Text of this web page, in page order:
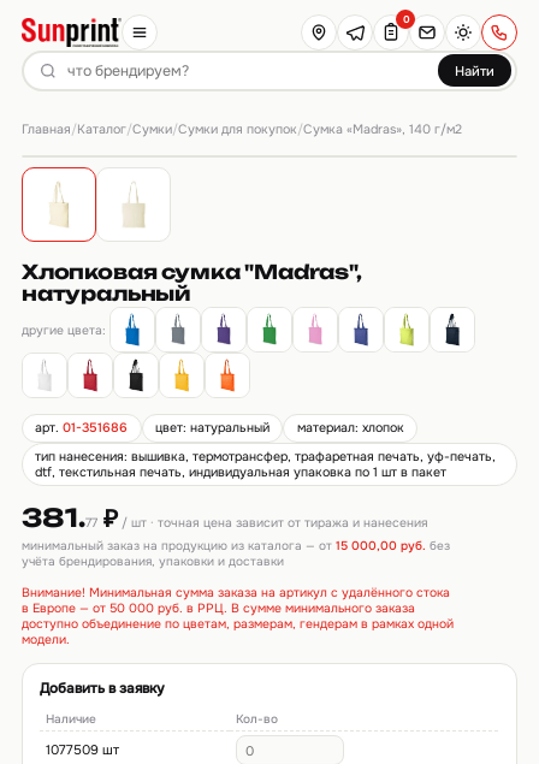
Найти
0
Главная/Каталог/Сумки/Сумки для покупок/Сумка «Madras», 140 г/м2
Хлопковая сумка "Madras",
натуральный
другие цвета:
арт.01-351686 цвет: натуральный
материал: хлопок
тип нанесения: вышивка, термотрансфер, трафаретная печать, уф-печать,
dtf, текстильная печать, индивидуальная упаковка по 1 шт в пакет
381.77₽/ шт · точная цена зависит от тиража и нанесения
минимальный заказ на продукцию из каталога — от 15 000,00 руб. без
учёта брендирования, упаковки и доставки
Внимание! Минимальная сумма заказа на артикул с удалённого стока
в Европе — от 50 000 руб. в РРЦ. В сумме минимального заказа
доступно объединение по цветам, размерам, гендерам в рамках одной
модели.
Добавить в заявку
Наличие Кол-во
1077509 шт